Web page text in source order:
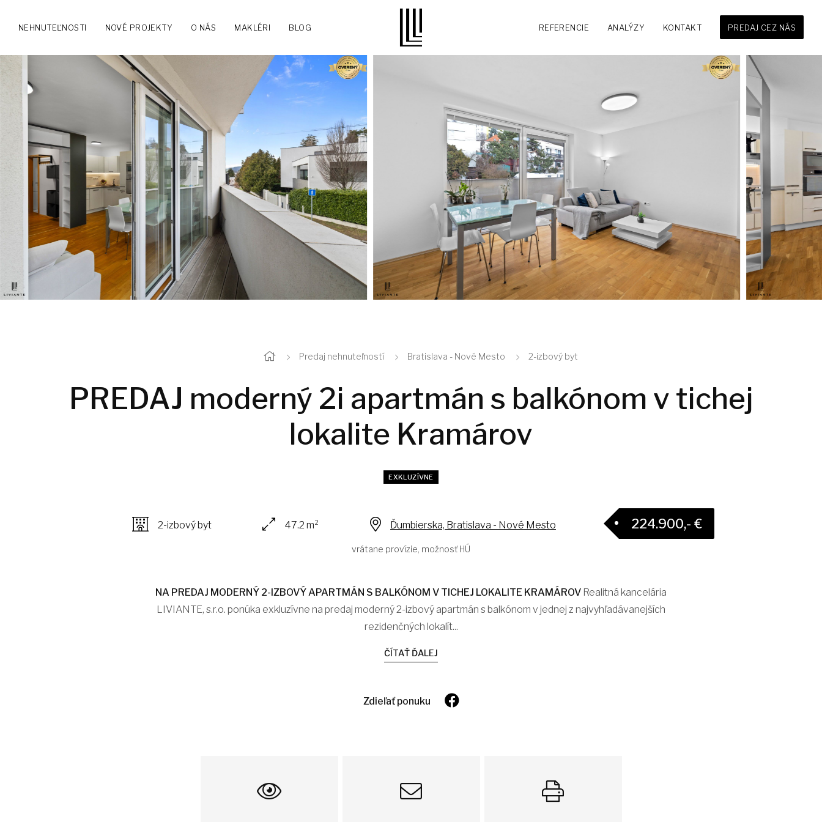
NEHNUTEĽNOSTI NOVÉ PROJEKTY O NÁS MAKLÉRI BLOG REFERENCIE ANALÝZY KONTAKT PREDAJ CEZ NÁS
Predaj nehnuteľností Bratislava - Nové Mesto 2-izbový byt
PREDAJ moderný 2i apartmán s balkónom v tichej
lokalite Kramárov
EXKLUZÍVNE
2-izbový byt 47.2 m² Ďumbierska, Bratislava - Nové Mesto 224.900,- €
vrátane provízie, možnosť HÚ
NA PREDAJ MODERNÝ 2-IZBOVÝ APARTMÁN S BALKÓNOM V TICHEJ LOKALITE KRAMÁROV Realitná kancelária
LIVIANTE, s.r.o. ponúka exkluzívne na predaj moderný 2-izbový apartmán s balkónom v jednej z najvyhľadávanejších
rezidenčných lokalít...
ČÍTAŤ ĎALEJ
Zdieľať ponuku